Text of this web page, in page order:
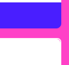
innovative